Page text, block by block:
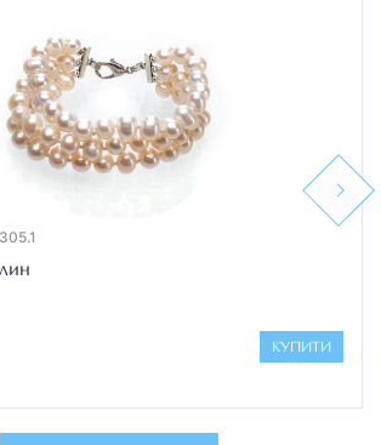
КУПИТИ
Next